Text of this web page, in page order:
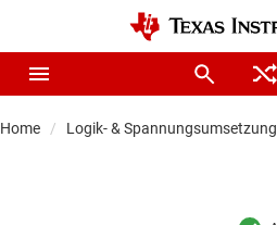
Home Logik- & Spannungsumsetzung